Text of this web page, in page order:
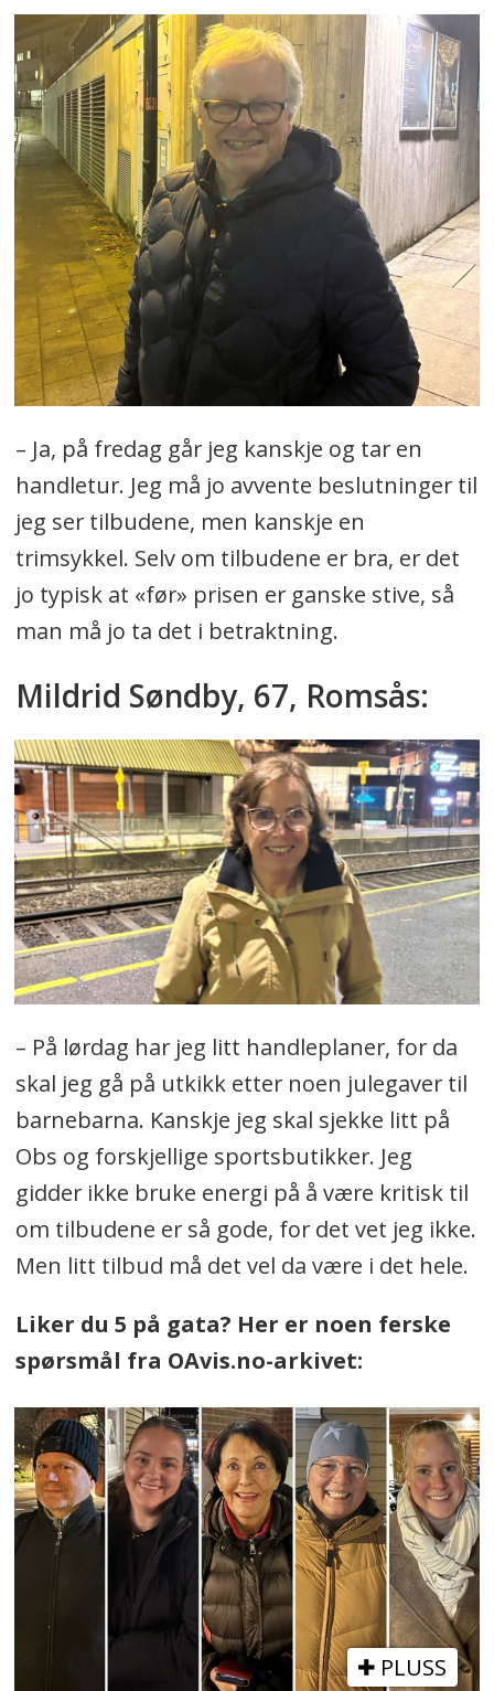
– Ja, på fredag går jeg kanskje og tar en
handletur. Jeg må jo avvente beslutninger til
jeg ser tilbudene, men kanskje en
trimsykkel. Selv om tilbudene er bra, er det
jo typisk at «før» prisen er ganske stive, så
man må jo ta det i betraktning.
Mildrid Søndby, 67, Romsås:
– På lørdag har jeg litt handleplaner, for da
skal jeg gå på utkikk etter noen julegaver til
barnebarna. Kanskje jeg skal sjekke litt på
Obs og forskjellige sportsbutikker. Jeg
gidder ikke bruke energi på å være kritisk til
om tilbudene er så gode, for det vet jeg ikke.
Men litt tilbud må det vel da være i det hele.
Liker du 5 på gata? Her er noen ferske
spørsmål fra OAvis.no-arkivet:
PLUSS